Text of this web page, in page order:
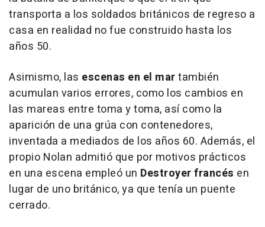
transporta a los soldados británicos de regreso a
casa en realidad no fue construido hasta los
años 50.
Asimismo, las escenas en el martambién
acumulan varios errores, como los cambios en
las mareas entre toma y toma, así como la
aparición de una grúa con contenedores,
inventada a mediados de los años 60. Además, el
propio Nolan admitió que por motivos prácticos
en una escena empleó un Destroyer francés en
lugar de uno británico, ya que tenía un puente
cerrado.